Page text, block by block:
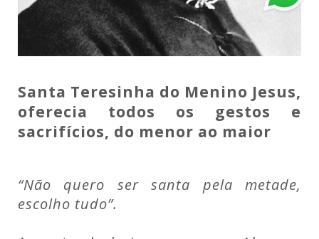
Santa Teresinha do Menino Jesus,
oferecia todos os gestos e
sacrifícios, do menor ao maior
“Não quero ser santa pela metade,
escolho tudo”.